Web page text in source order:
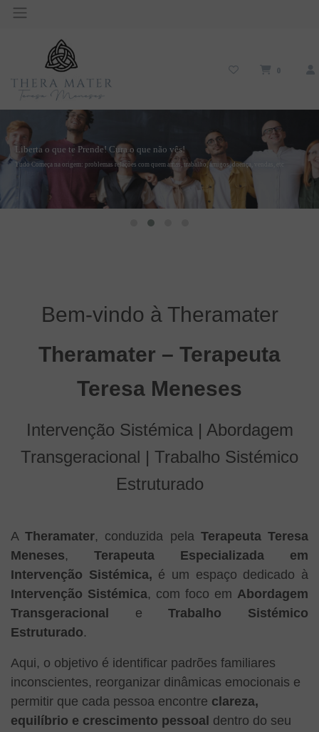
0
Liberta o que te Prende! Cura o que não vês!
Tudo Começa na origem: problemas relações com quem amas, trabalho, amigos, doença, vendas, etc
Bem-vindo à Theramater
Theramater – Terapeuta
Teresa Meneses
Intervenção Sistémica | Abordagem
Transgeracional | Trabalho Sistémico
Estruturado
ATheramater, conduzida pela Terapeuta Teresa
Meneses, Terapeuta Especializada em
Intervenção Sistémica, é um espaço dedicado à
Intervenção Sistémica, com foco em Abordagem
Transgeracional
eTrabalho Sistémico
Estruturado.
Aqui, o objetivo é identificar padrões familiares
inconscientes, reorganizar dinâmicas emocionais e
permitir que cada pessoa encontre clareza,
equilíbrio e crescimento pessoal dentro do seu